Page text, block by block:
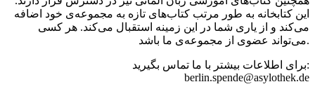
این کتابخانه به طور مرتب کتاب‌های تازه به مجموعه‌ی خود اضافه
می‌کند و از یاری شما در این زمینه استقبال می‌کند. هر کسی
می‌تواند عضوی از مجموعه‌ی ما باشد.
برای اطلاعات بیشتر با ما تماس بگیرید:
berlin.spende@asylothek.de